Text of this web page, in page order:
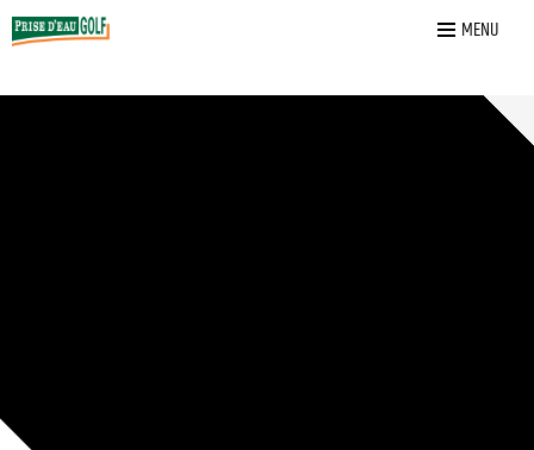
MENU
Home